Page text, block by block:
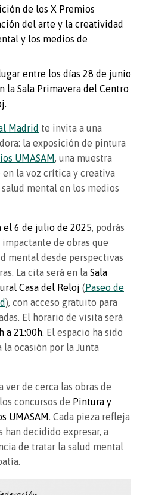
de los X Premios
del arte y la creatividad
y los medios de
entre los días 28 de junio
la Sala Primavera del Centro
Madrid te invita a una
la exposición de pintura
UMASAM , una muestra
la voz crítica y creativa
mental en los medios
el 6 de julio de 2025 , podrás
de obras que
mental desde perspectivas
La cita será en la Sala
Casa del Reloj (Paseo de
), con acceso gratuito para
El horario de visita será
a 21:00h . El espacio ha sido
ocasión por la Junta
ver de cerca las obras de
concursos de Pintura y
UMASAM . Cada pieza refleja
han decidido expresar, a
de tratar la salud mental